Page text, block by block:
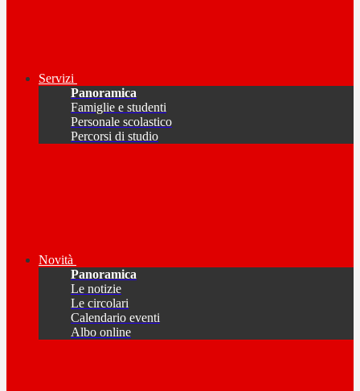
Servizi
Panoramica
Famiglie e studenti
Personale scolastico
Percorsi di studio
Novità
Panoramica
Le notizie
Le circolari
Calendario eventi
Albo online